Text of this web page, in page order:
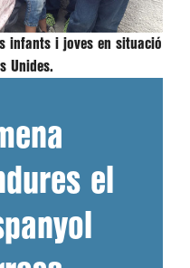
infants i joves en situació
Unides.
el